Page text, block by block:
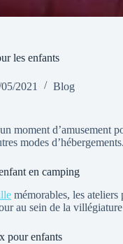
les enfants
2021 Blog
moment d’amusement
modes
en camping
mémorables, les
au sein de la
pour enfants